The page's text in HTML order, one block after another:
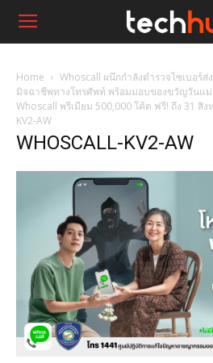
Home
Whoscall ผนึกกำลังตำรวจไซเบอร์
มิจฉาชีพทางโทรศัพท์ พร้อมมอบของขวัญวันแ
Whoscall พรีเมียม 500,000 โค้ด ฟรี! ถึง 31 สิ
KV2-AW
WHOSCALL-KV2-AW